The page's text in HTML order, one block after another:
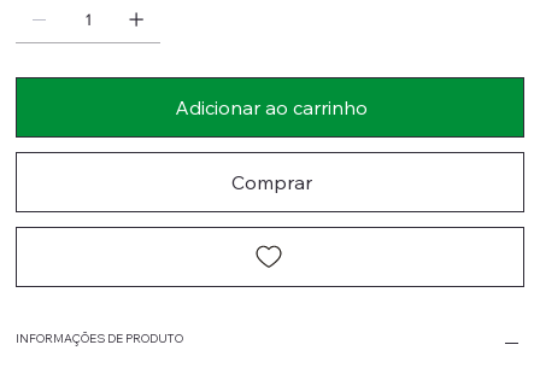
Adicionar ao carrinho
Comprar
INFORMAÇÕES DE PRODUTO